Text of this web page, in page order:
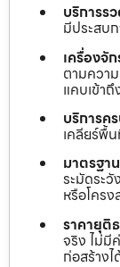
บริการร
มีประสบ
เครื่องจั
ตามควา
แคบเข้าถึ
บริการค
เคลียร์พื้
มาตรฐา
ระมัดระ
หรือโคร
ราคายุติ
จริง ไม่มี
ก่อสร้างไ